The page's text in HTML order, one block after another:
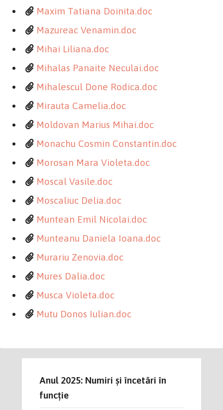
Maxim Tatiana Doinita.doc
Mazureac Venamin.doc
Mihai Liliana.doc
Mihalas Panaite Neculai.doc
Mihalescul Done Rodica.doc
Mirauta Camelia.doc
Moldovan Marius Mihai.doc
Monachu Cosmin Constantin.doc
Morosan Mara Violeta.doc
Moscal Vasile.doc
Moscaliuc Delia.doc
Muntean Emil Nicolai.doc
Munteanu Daniela Ioana.doc
Murariu Zenovia.doc
Mures Dalia.doc
Musca Violeta.doc
Mutu Donos Iulian.doc
Anul 2025: Numiri și încetări în
funcție